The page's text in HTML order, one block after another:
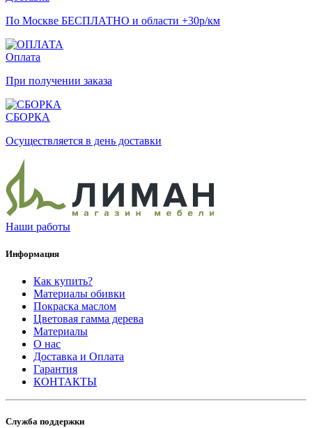
По Москве БЕСПЛАТНО и области +30р/км
Оплата
При получении заказа
СБОРКА
Осуществляется в день доставки
Наши работы
Информация
Как купить?
Материалы обивки
Покраска маслом
Цветовая гамма дерева
Материалы
О нас
Доставка и Оплата
Гарантия
КОНТАКТЫ
Служба поддержки